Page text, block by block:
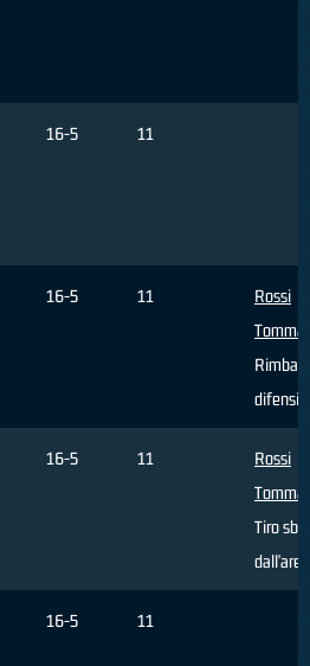
16-5 11
16-5 11
Rossi
16-5 11
Rossi
Tiro
dall'area
16-5 11